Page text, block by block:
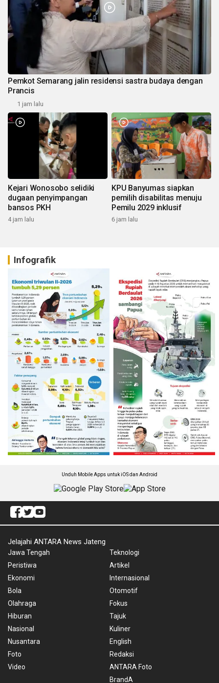
Pemkot Semarang jalin residensi sastra budaya dengan
Prancis
1 jam lalu
Kejari Wonosobo selidiki
dugaan penyimpangan
bansos PKH
4 jam lalu
KPU Banyumas siapkan
pemilih disabilitas menuju
Pemilu 2029 inklusif
6 jam lalu
Infografik
Unduh Mobile Apps untuk iOS dan Android
Jelajahi ANTARA News Jateng
Jawa Tengah
Peristiwa
Ekonomi
Bola
Olahraga
Hiburan
Nasional
Nusantara
Foto
Video
Teknologi
Artikel
Internasional
Otomotif
Fokus
Tajuk
Kuliner
English
Redaksi
ANTARA Foto
BrandA